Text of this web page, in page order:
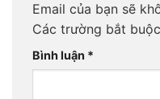
Email của bạn sẽ
Các trường bắt
Bình luận *